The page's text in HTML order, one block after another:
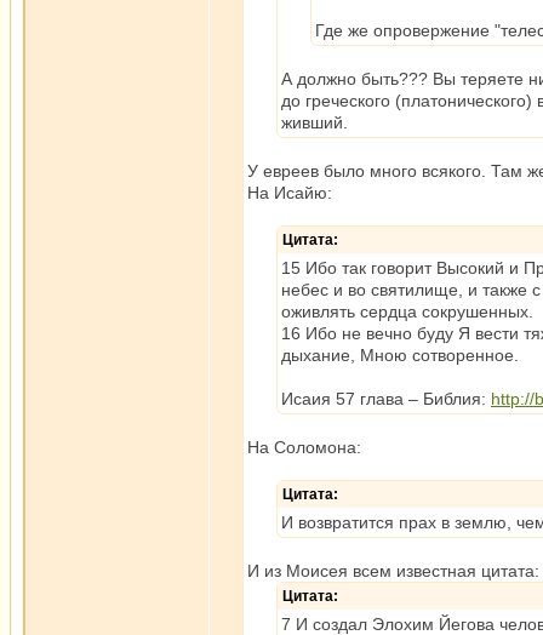
Где же опровержение
А должно быть??? Вы теряете
до греческого
живший.
У евреев было много всякого. Там
На Исайю:
Цитата:
15 Ибо так говорит Высокий и
небес и во святилище, и также
оживлять сердца сокрушенных.
16 Ибо не вечно буду Я вести
дыхание, Мною сотворенное.
Исаия 57 глава – Библия: http://
На Соломона:
Цитата:
И возвратится прах в землю,
И из Моисея всем известная цитата:
Цитата:
7 И создал Элохим Йегова